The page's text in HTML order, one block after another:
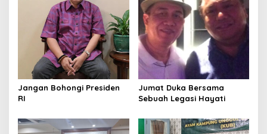
Jangan Bohongi Presiden
RI
Jumat Duka Bersama
Sebuah Legasi Hayati